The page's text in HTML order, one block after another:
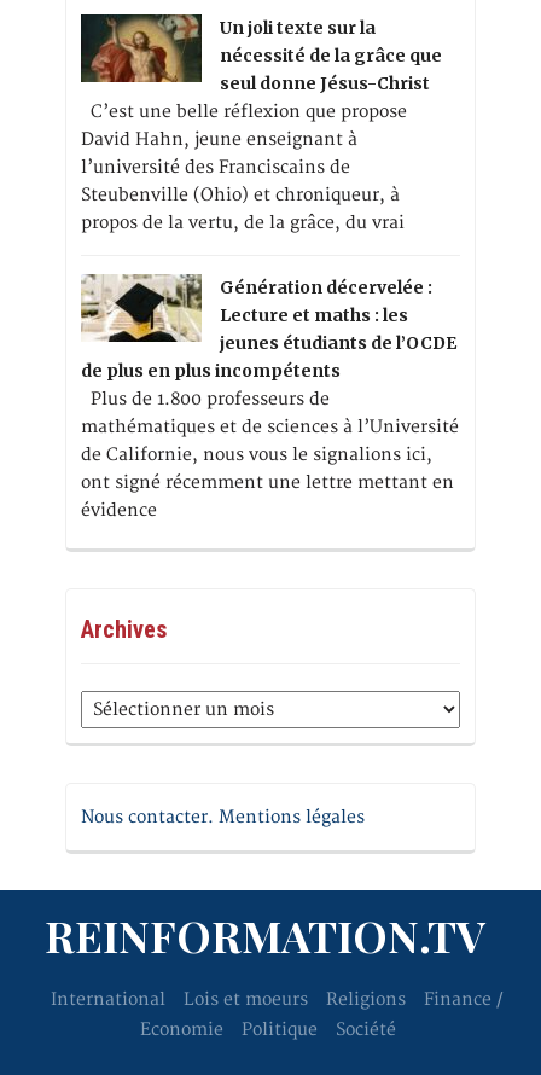
Un joli texte sur la
nécessité de la grâce que
seul donne Jésus-Christ
C’est une belle réflexion que propose
David Hahn, jeune enseignant à
l’université des Franciscains de
Steubenville (Ohio) et chroniqueur, à
propos de la vertu, de la grâce, du vrai
Génération décervelée :
Lecture et maths : les
jeunes étudiants de l’OCDE
de plus en plus incompétents
Plus de 1.800 professeurs de
mathématiques et de sciences à l’Université
de Californie, nous vous le signalions ici,
ont signé récemment une lettre mettant en
évidence
Archives
Archives
Nous contacter. Mentions légales
REINFORMATION.TV
International Lois et moeurs Religions
Finance /
Economie
Politique Société